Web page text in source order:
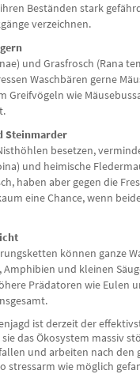
Beständen stark
verzeichnen.
und Grasfrosch (Rana
Waschbären gerne
Greifvögeln wie
Steinmarder
besetzen,
und heimische
haben aber gegen die
eine Chance, wenn
können ganze
und kleinen
Prädatoren wie Eulen
ist derzeit der
das Ökosystem massiv
und arbeiten nach den
stressarm wie möglich